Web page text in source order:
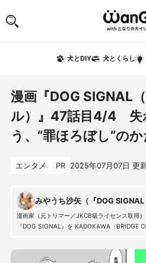
犬とDIY 犬とくらし
漫画『DOG SIGNAL
ル）』47話目4/4 失
う、“罪ほろぼし”の
エンタメ PR 2025年07月07日 更
みやうち沙矢（『DOG SIGNAL
漫画家（元トリマー／JKCB級ライセンス取得
『DOG SIGNAL』を KADOKAWA〈BRIDGE